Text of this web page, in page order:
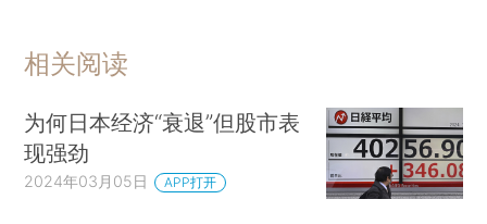
相关阅读
为何日本经济“衰退”但股市表
现强劲
2024年03月05日 APP打开